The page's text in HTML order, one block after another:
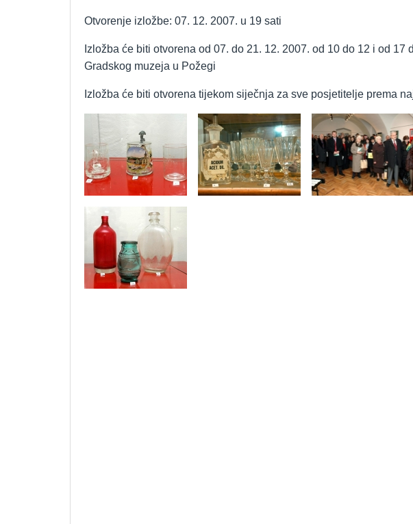
Otvorenje izložbe: 07. 12. 2007. u 19 sati
Izložba će biti otvorena od 07. do 21. 12. 2007. od 10 do 12 i od
Gradskog muzeja u Požegi
Izložba će biti otvorena tijekom siječnja za sve posjetitelje prema